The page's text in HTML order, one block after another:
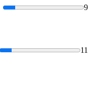
9
11